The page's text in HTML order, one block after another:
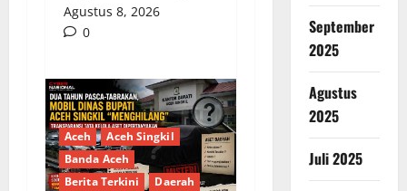
Agustus 8, 2026
0
Aceh
Aceh Singkil
Banda Aceh
Berita Terkini
Daerah
September
2025
Agustus
2025
Juli 2025